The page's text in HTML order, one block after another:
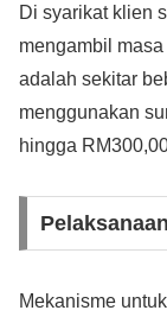
Di syarikat klien
mengambil
adalah sekitar
menggunakan
hingga
Mekanisme